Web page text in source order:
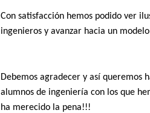
Con satisfacción hemos podido ver
ingenieros y avanzar hacia un
Debemos agradecer y así
alumnos de ingeniería con los que
ha merecido la pena!!!